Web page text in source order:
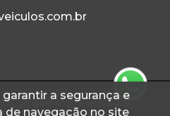
a segurança e
de navegação no site
os direitos reservados.